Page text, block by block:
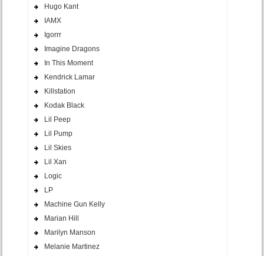
Hugo Kant
IAMX
Igorrr
Imagine Dragons
In This Moment
Kendrick Lamar
Killstation
Kodak Black
Lil Peep
Lil Pump
Lil Skies
Lil Xan
Logic
LP
Machine Gun Kelly
Marian Hill
Marilyn Manson
Melanie Martinez